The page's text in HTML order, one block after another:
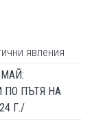
явления
ПЪТЯ НА
Г./